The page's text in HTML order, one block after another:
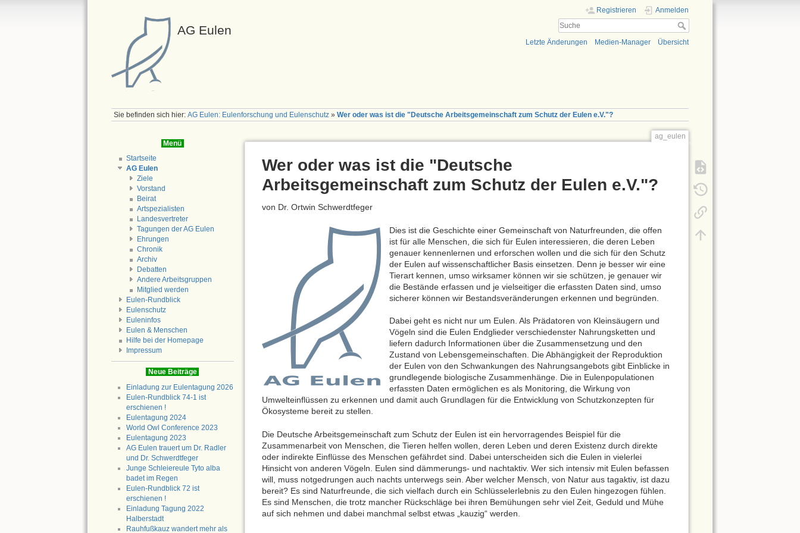
AG Eulen
Registrieren Anmelden
Letzte Änderungen Medien-Manager Übersicht
Sie befinden sich hier:AG Eulen: Eulenforschung und Eulenschutz »Wer oder was ist die "Deutsche Arbeitsgemeinschaft zum Schutz der Eulen e.V."?
Menü
Startseite
AG Eulen
Ziele
Vorstand
Beirat
Artspezialisten
Landesvertreter
Tagungen der AG Eulen
Ehrungen
Chronik
Archiv
Debatten
Andere Arbeitsgruppen
Mitglied werden
Eulen-Rundblick
Eulenschutz
Euleninfos
Eulen & Menschen
Hilfe bei der Homepage
Impressum
Neue Beiträge
Einladung zur Eulentagung 2026
Eulen-Rundblick 74-1 ist
erschienen !
Eulentagung 2024
World Owl Conference 2023
Eulentagung 2023
AG Eulen trauert um Dr. Radler
und Dr. Schwerdtfeger
Junge Schleiereule Tyto alba
badet im Regen
Eulen-Rundblick 72 ist
erschienen !
Einladung Tagung 2022
Halberstadt
Rauhfußkauz wandert mehr als
ag_eulen
Wer oder was ist die "Deutsche
Arbeitsgemeinschaft zum Schutz der Eulen e.V."?
von Dr. Ortwin Schwerdtfeger
Dies ist die Geschichte einer Gemeinschaft von Naturfreunden, die offen
ist für alle Menschen, die sich für Eulen interessieren, die deren Leben
genauer kennenlernen und erforschen wollen und die sich für den Schutz
der Eulen auf wissenschaftlicher Basis einsetzen. Denn je besser wir eine
Tierart kennen, umso wirksamer können wir sie schützen, je genauer wir
die Bestände erfassen und je vielseitiger die erfassten Daten sind, umso
sicherer können wir Bestandsveränderungen erkennen und begründen.
Dabei geht es nicht nur um Eulen. Als Prädatoren von Klein­säugern und
Vögeln sind die Eulen Endglieder verschiedenster Nahrungsketten und
liefern dadurch Informationen über die Zusammensetzung und den
Zustand von Lebens­ge­mein­schaf­ten. Die Abhängigkeit der Reproduktion
der Eulen von den Schwankungen des Nahrungsangebots gibt Einblicke in
grund­leg­en­de biologische Zusammenhänge. Die in Eulen­po­pu­la­tion­en
erfassten Daten ermöglichen es als Monitoring, die Wirkung von
Umwelteinflüssen zu erkennen und damit auch Grundlagen für die Entwicklung von Schutzkonzepten für
Ökosysteme bereit zu stellen.
Die Deutsche Arbeitsgemeinschaft zum Schutz der Eulen ist ein hervorragendes Beispiel für die
Zusammenarbeit von Menschen, die Tieren helfen wollen, deren Leben und deren Existenz durch direkte
oder indirekte Einflüsse des Menschen gefährdet sind. Dabei unterscheiden sich die Eulen in vielerlei
Hinsicht von anderen Vögeln. Eulen sind dämmerungs- und nachtaktiv. Wer sich intensiv mit Eulen befassen
will, muss notgedrungen auch nachts unterwegs sein. Aber welcher Mensch, von Natur aus tagaktiv, ist dazu
bereit? Es sind Naturfreunde, die sich vielfach durch ein Schlüsselerlebnis zu den Eulen hingezogen fühlen.
Es sind Menschen, die trotz mancher Rückschläge bei ihren Bemühungen sehr viel Zeit, Geduld und Mühe
auf sich nehmen und dabei manchmal selbst etwas „kauzig“ werden.